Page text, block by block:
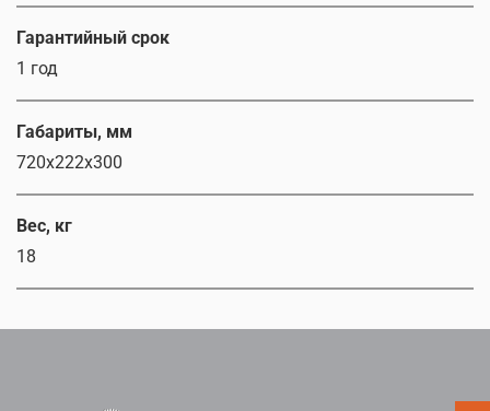
Гарантийный срок
1 год
Габариты, мм
720х222х300
Вес, кг
18